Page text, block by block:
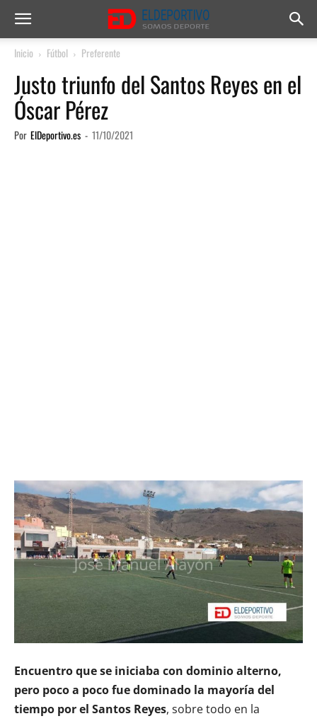
Inicio Fútbol Preferente
Justo triunfo del Santos Reyes en el
Óscar Pérez
Por ElDeportivo.es - 11/10/2021
Encuentro que se iniciaba con dominio alterno,
pero poco a poco fue dominado la mayoría del
tiempo por el Santos Reyes, sobre todo en la